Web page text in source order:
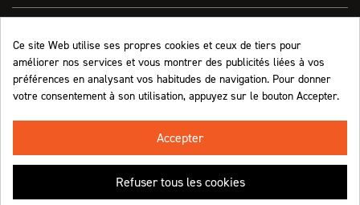
Informations
Ce site Web utilise ses propres cookies et ceux de tiers pour
améliorer nos services et vous montrer des publicités liées à vos
préférences en analysant vos habitudes de navigation. Pour donner
votre consentement à son utilisation, appuyez sur le bouton Accepter.
Accepter
Refuser tous les cookies